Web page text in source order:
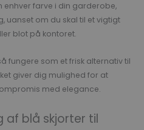
farve i din garderobe,
uanset om du skal til et vigtigt
blot på kontoret.
fungere som et frisk alternativ til
giver dig mulighed for at
med elegance.
af blå skjorter til